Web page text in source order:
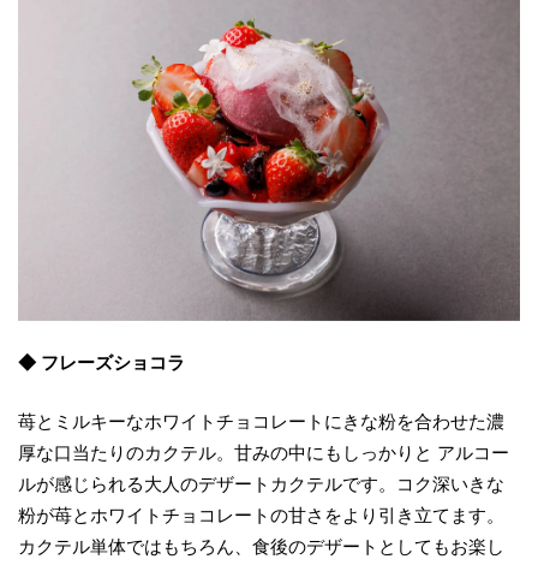
◆ フレーズショコラ
苺とミルキーなホワイトチョコレートにきな粉を合わせた濃
厚な口当たりのカクテル。甘みの中にもしっかりと アルコー
ルが感じられる大人のデザートカクテルです。コク深いきな
粉が苺とホワイトチョコレートの甘さをより引き立てます。
カクテル単体ではもちろん、食後のデザートとしてもお楽し